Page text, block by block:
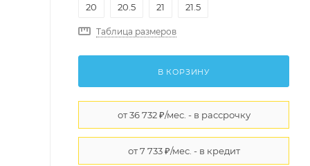
20 20.5 21 21.5
Таблица размеров
В КОРЗИНУ